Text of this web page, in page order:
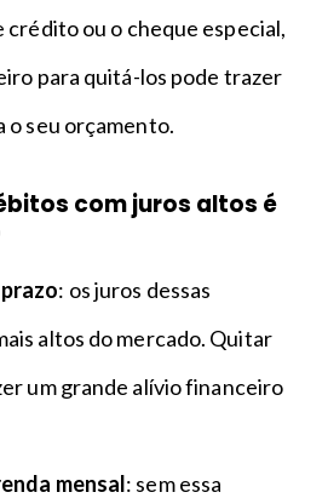
ou o cheque especial,
para quitá-los pode trazer
o seu orçamento.
com juros altos é
: os juros dessas
altos do mercado. Quitar
um grande alívio financeiro
mensal: sem essa